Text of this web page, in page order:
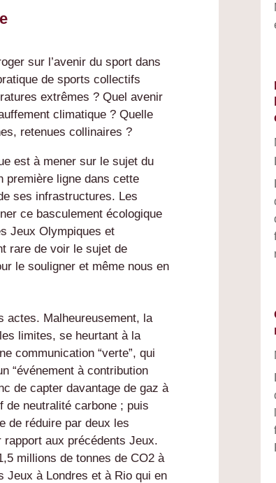
sur l’avenir du sport dans
de sports collectifs
extrêmes ? Quel avenir
climatique ? Quelle
retenues collinaires ?
est à mener sur le sujet du
première ligne dans cette
ses infrastructures. Les
ce basculement écologique
Jeux Olympiques et
rare de voir le sujet de
le souligner et même nous en
actes. Malheureusement, la
limites, se heurtant à la
communication “verte”, qui
“événement à contribution
de capter davantage de gaz à
de neutralité carbone ; puis
de réduire par deux les
rapport aux précédents Jeux.
millions de tonnes de CO2 à
Jeux à Londres et à Rio qui en